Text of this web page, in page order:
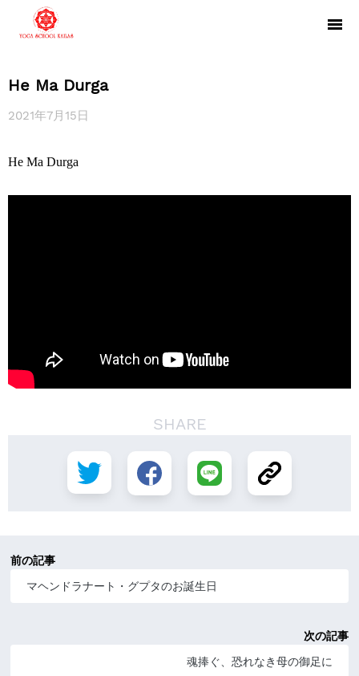
He Ma Durga
2021年7月15日
He Ma Durga
SHARE
前の記事
マヘンドラナート・グプタのお誕生日
次の記事
魂捧ぐ、恐れなき母の御足に